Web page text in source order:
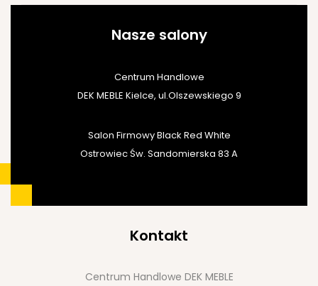
Nasze salony
Centrum Handlowe
DEK MEBLE Kielce, ul.Olszewskiego 9
Salon Firmowy Black Red White
Ostrowiec Św. Sandomierska 83 A
Kontakt
Centrum Handlowe DEK MEBLE